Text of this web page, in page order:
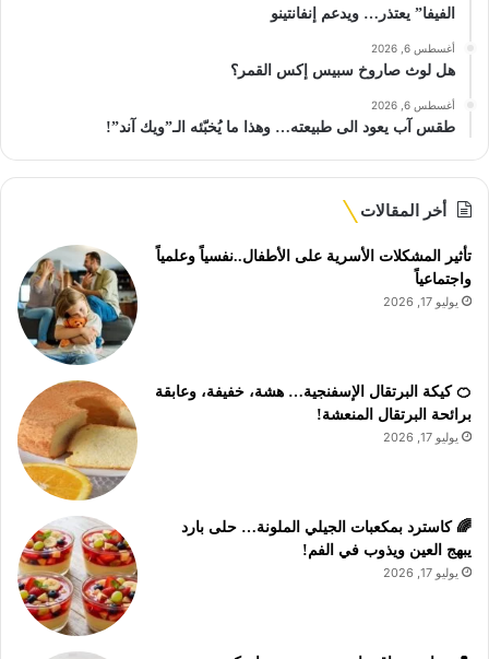
الفيفا” يعتذر… ويدعم إنفانتينو
أغسطس 6, 2026
هل لوث صاروخ سبيس إكس القمر؟
أغسطس 6, 2026
طقس آب يعود الى طبيعته… وهذا ما يُخبّئه الـ”ويك آند”!
أخر المقالات
تأثير المشكلات الأسرية على الأطفال..نفسياً وعلمياً
واجتماعياً
يوليو 17, 2026
🍊 كيكة البرتقال الإسفنجية… هشة، خفيفة، وعابقة
برائحة البرتقال المنعشة!
يوليو 17, 2026
🌈 كاسترد بمكعبات الجيلي الملونة… حلى بارد
يبهج العين ويذوب في الفم!
يوليو 17, 2026